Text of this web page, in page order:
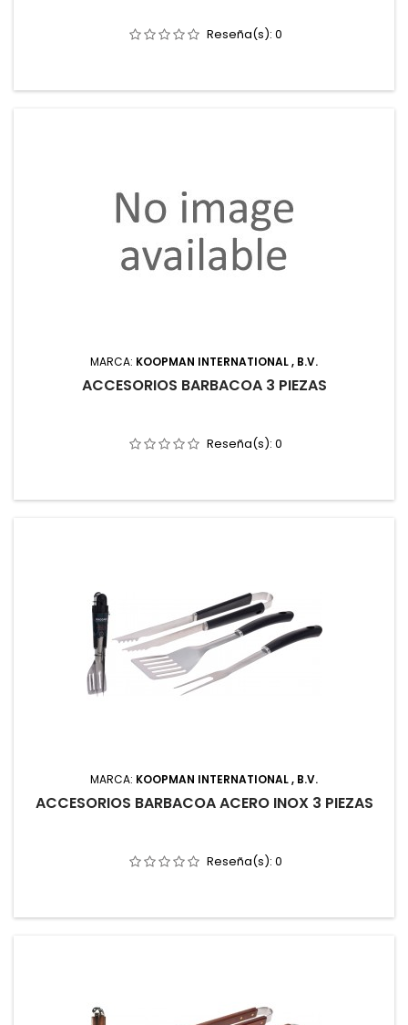
Reseña(s): 0
MARCA: KOOPMAN INTERNATIONAL , B.V.
ACCESORIOS BARBACOA 3 PIEZAS
Reseña(s): 0
MARCA: KOOPMAN INTERNATIONAL , B.V.
ACCESORIOS BARBACOA ACERO INOX 3 PIEZAS
Reseña(s): 0